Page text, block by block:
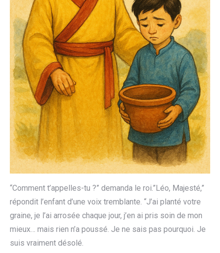
“Comment t’appelles-tu ?” demanda le roi.”Léo, Majesté,”
répondit l’enfant d’une voix tremblante. “J’ai planté votre
graine, je l’ai arrosée chaque jour, j’en ai pris soin de mon
mieux… mais rien n’a poussé. Je ne sais pas pourquoi. Je
suis vraiment désolé.